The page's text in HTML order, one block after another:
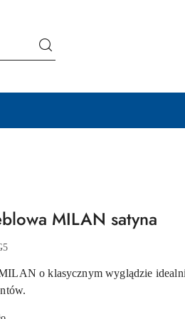
MILAN satyna
o klasycznym wyglądzie